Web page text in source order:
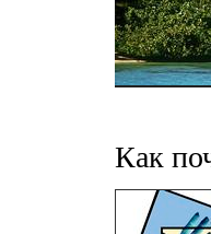
Как